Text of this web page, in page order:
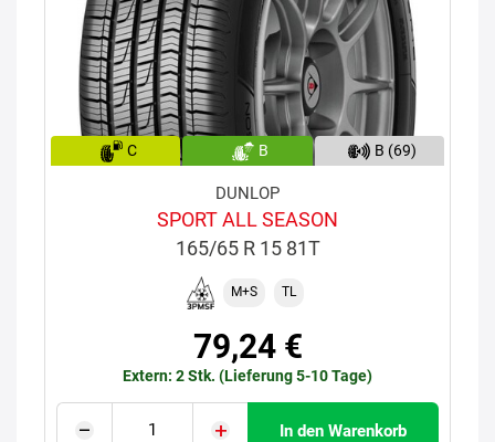
C B B (69)
DUNLOP
SPORT ALL SEASON
165/65 R 15 81T
M+S TL
79,24 €
Extern: 2 Stk. (Lieferung 5-10 Tage)
In den Warenkorb